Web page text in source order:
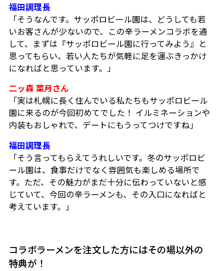
福田調理長
「そうなんです。サッポロビール園は、どうしても若
いお客さんが少ないので、この辛ラーメンコラボを通
して、まずは『サッポロビール園に行ってみよう』と
思ってもらい、若い人たちが気軽に足を運ぶきっかけ
になればと思っています。」
二ッ森 菜月さん
「実は札幌に長く住んでいる私たちもサッポロビール
園に来るのが今回初めてでした！ イルミネーションや
内装もおしゃれで、デートにもうってつけですね」
福田調理長
「そう言ってもらえてうれしいです。冬のサッポロビ
ール園は、食事だけでなく雰囲気も楽しめる場所で
す。ただ、その魅力がまだ十分に伝わっていないと感
じていて、今回の辛ラーメンも、その入口になればと
考えています。」
コラボラーメンを注文した方にはその場以外の
特典が！